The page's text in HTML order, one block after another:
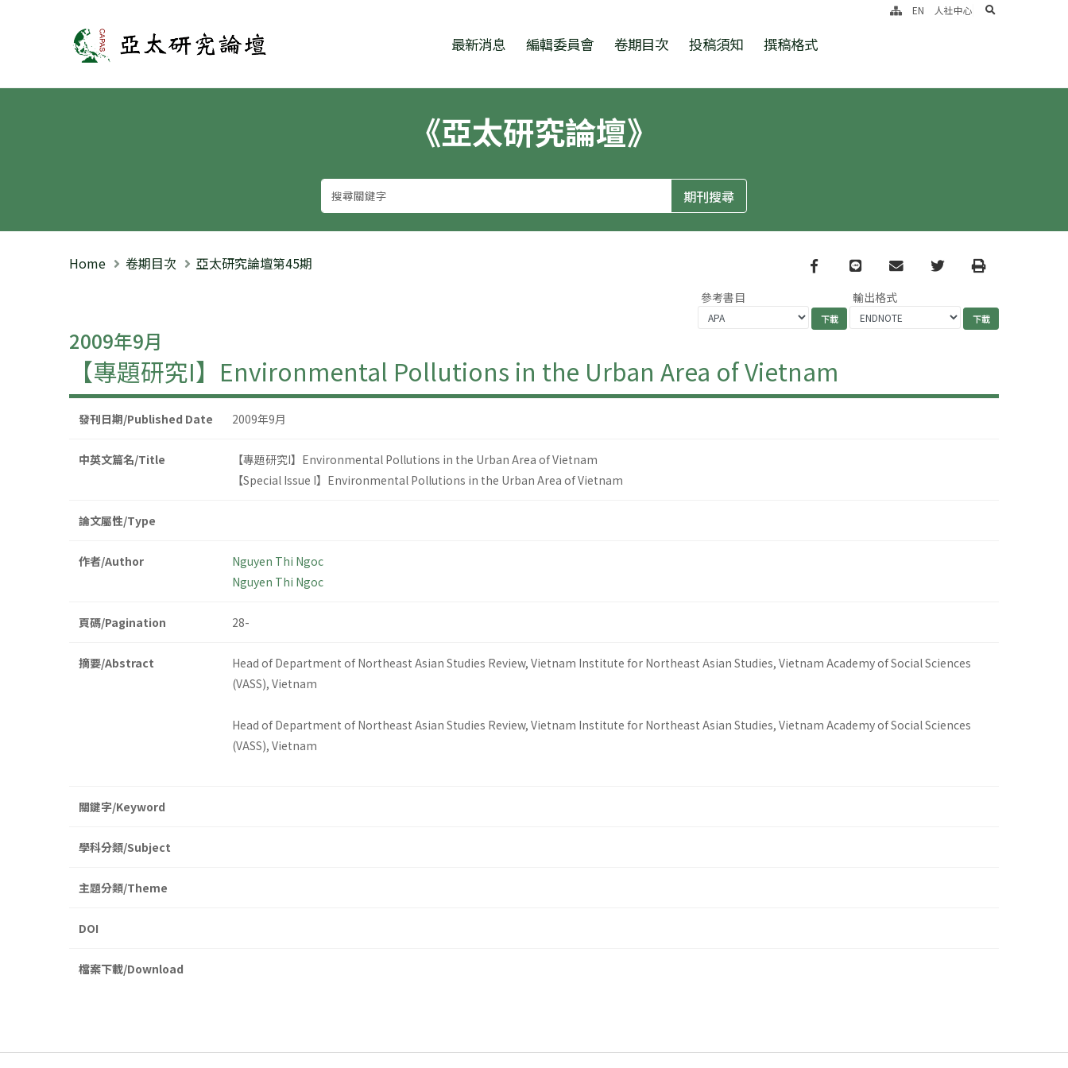
亞太研究論壇 最新消息 編輯委員會 卷期目次 投稿須知 撰稿格式
EN 人社中心 search
《亞太研究論壇》
Home 卷期目次 亞太研究論壇第45期 Facebook
line email TwitterPrint
參考書目 輸出格式
2009年9月
【專題研究I】Environmental Pollutions in the Urban Area of Vietnam
發刊日期/Published Date 2009年9月
中英文篇名/Title
【專題研究I】Environmental Pollutions in the Urban Area of Vietnam
【Special Issue I】Environmental Pollutions in the Urban Area of Vietnam
論文屬性/Type
作者/Author
Nguyen Thi Ngoc
Nguyen Thi Ngoc
頁碼/Pagination 28-
摘要/Abstract
Head of Department of Northeast Asian Studies Review, Vietnam Institute for Northeast Asian Studies, Vietnam Academy of Social Sciences
(VASS), Vietnam
Head of Department of Northeast Asian Studies Review, Vietnam Institute for Northeast Asian Studies, Vietnam Academy of Social Sciences
(VASS), Vietnam
關鍵字/Keyword
學科分類/Subject
主題分類/Theme
DOI
檔案下載/Download